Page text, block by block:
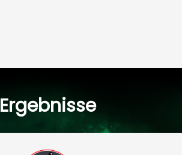
Ergebnisse